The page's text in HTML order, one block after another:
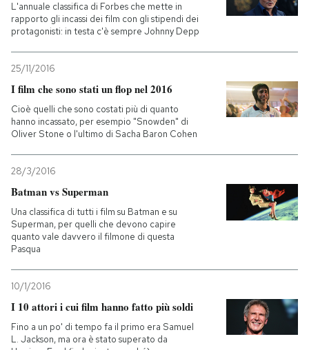
L'annuale classifica di Forbes che mette in
rapporto gli incassi dei film con gli stipendi dei
protagonisti: in testa c'è sempre Johnny Depp
25/11/2016
I film che sono stati un flop nel 2016
Cioè quelli che sono costati più di quanto
hanno incassato, per esempio "Snowden" di
Oliver Stone o l'ultimo di Sacha Baron Cohen
28/3/2016
Batman vs Superman
Una classifica di tutti i film su Batman e su
Superman, per quelli che devono capire
quanto vale davvero il filmone di questa
Pasqua
10/1/2016
I 10 attori i cui film hanno fatto più soldi
Fino a un po' di tempo fa il primo era Samuel
L. Jackson, ma ora è stato superato da